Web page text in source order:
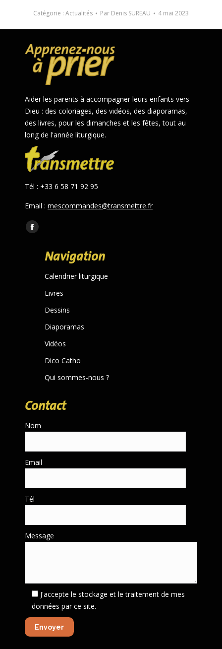
Catégorie : Actualités Par Denis SUREAU 4 mai 2023
Aider les parents à accompagner leurs enfants vers
Dieu : des coloriages, des vidéos, des diaporamas,
des livres, pour les dimanches et les fêtes, tout au
long de l'année liturgique.
Tél : +33 6 58 71 92 95
Email : mescommandes@transmettre.fr
Trouvez nous sur :
Facebook
opens
window
Navigation
Calendrier liturgique
Livres
Dessins
Diaporamas
Vidéos
Dico Catho
Qui sommes-nous ?
Contact
Nom
Email
Tél
Message
J'accepte le stockage et le traitement de mes
données par ce site.